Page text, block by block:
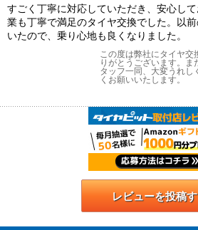
すごく丁寧に対応していただき、安心し
業も丁寧で満足のタイヤ交換でした。以
いたので、乗り心地も良くなりました。
この度は弊社にタイヤ交
りがとうございます。ま
タッフ一同、大変うれし
くお願いいたします。
レビューを投稿